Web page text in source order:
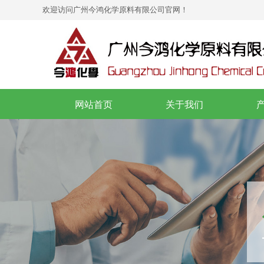
欢迎访问广州今鸿化学原料有限公司 官网！
网站首页 关于我们